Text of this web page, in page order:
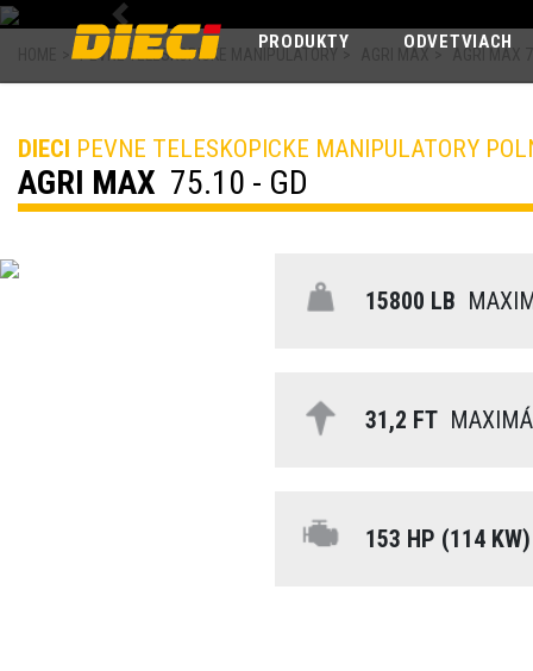
PRODUKTY ODVETVIACH
Previous
PEVNE TELESKOPICKE MANIPULATORY
DIECI PEVNE TELESKOPICKE MANIPULATORY
AGRI MAX 75.10 - GD
15800 LB
31,2 FT
153 HP (114 KW)